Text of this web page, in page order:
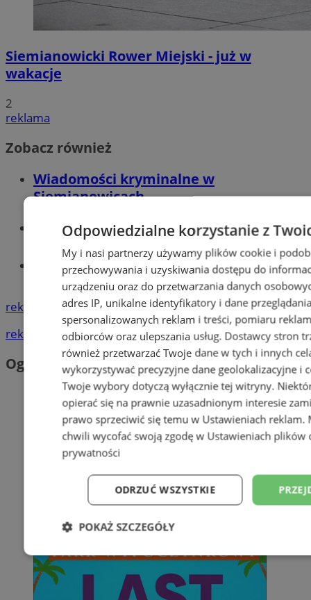
Siemianowicki Rower Miejski - już w
wakacje
2
reklama
Zobacz również
Wiadomości kryminalne w
Siemianowicach
Wiadomości lokalne
Tworzenie stron www - Siemianowice
reklama
reklama
Ogłoszenia
Odpowiedzialne korzystanie z
My i nasi partnerzy używamy plików cookie i
przechowywania i uzyskiwania dostępu do
urządzeniu oraz do przetwarzania danych
adres IP, unikalne identyfikatory i dane
spersonalizowanych reklam i treści, pomiaru
odbiorców oraz ulepszania usług. Dostawcy stron
również przetwarzać Twoje dane w tych i innych
wykorzystywać precyzyjne dane geolokalizacyjne i
Twoje wybory dotyczą wyłącznie tej witryny.
opierać się na prawnie uzasadnionym interesie
prawo sprzeciwić się temu w Ustawieniach reklam.
chwili wycofać swoją zgodę w Ustawieniach plików
prywatności
ODRZUĆ WSZYSTKIE
POKAŻ SZCZEGÓŁY
Niezbędne Wydajność